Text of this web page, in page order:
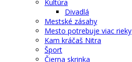
Kultúra
Divadlá
Mestské zásahy
Mesto potrebuje viac rieky
Kam kráčaš Nitra
Šport
Čierna skrinka